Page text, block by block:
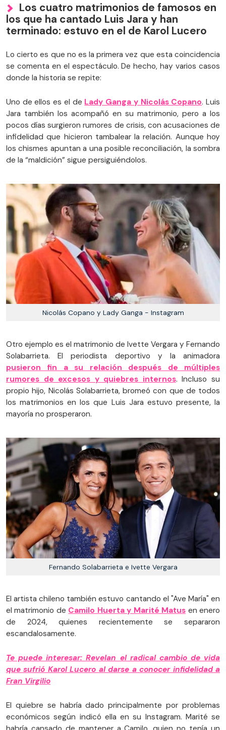
Los cuatro matrimonios de famosos en
los que ha cantado Luis Jara y han
terminado: estuvo en el de Karol Lucero
Lo cierto es que no es la primera vez que esta coincidencia
se comenta en el espectáculo. De hecho, hay varios casos
donde la historia se repite:
Uno de ellos es el de Lady Ganga y Nicolás Copano. Luis
Jara también los acompañó en su matrimonio, pero a los
pocos días surgieron rumores de crisis, con acusaciones de
infidelidad que hicieron tambalear la relación. Aunque hoy
los chismes apuntan a una posible reconciliación, la sombra
de la “maldición” sigue persiguiéndolos.
Nicolás Copano y Lady Ganga - Instagram
Otro ejemplo es el matrimonio de Ivette Vergara y Fernando
Solabarrieta. El periodista deportivo y la animadora
pusieron fin a su relación después de múltiples
rumores de excesos y quiebres internos. Incluso su
propio hijo, Nicolás Solabarrieta, bromeó con que de todos
los matrimonios en los que Luis Jara estuvo presente, la
mayoría no prosperaron.
Fernando Solabarrieta e Ivette Vergara
El artista chileno también estuvo cantando el "Ave María" en
el matrimonio de Camilo Huerta y Marité Matus en enero
de 2024, quienes recientemente se separaron
escandalosamente.
Te puede interesar: Revelan el radical cambio de vida
que sufrió Karol Lucero al darse a conocer infidelidad a
Fran Virgilio
El quiebre se habría dado principalmente por problemas
económicos según indicó ella en su Instagram. Marité se